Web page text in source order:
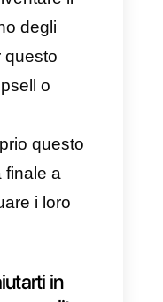
è
post-
Ma
essenziale
team.